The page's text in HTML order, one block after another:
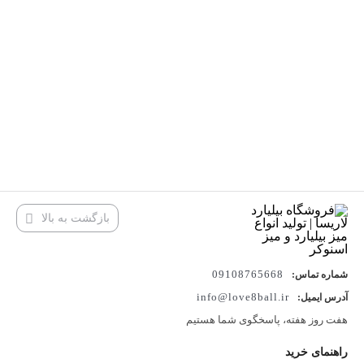
بازگشت به بالا
شماره تماس: 09108765668
آدرس ایمیل:
info@love8ball.ir
هفت روز هفته، پاسخگوی شما هستیم
راهنمای خرید